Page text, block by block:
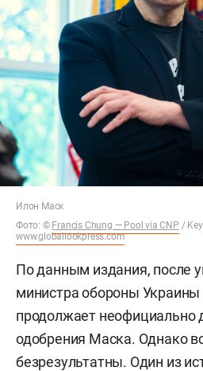
Илон Маск
Фото: © Francis Chung — Pool via CNP /
www.globallookpress.com
По данным издания, после
министра обороны Украины
продолжает неофициально
одобрения Маска. Однако
безрезультатны. Один из